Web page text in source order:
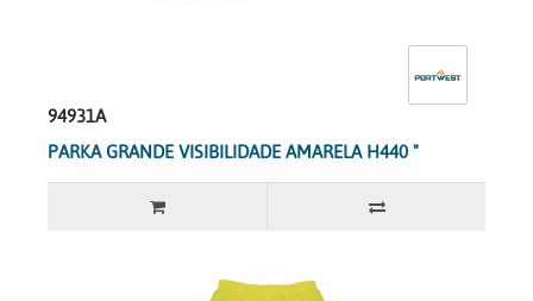
94931A
PARKA GRANDE VISIBILIDADE AMARELA H440 "